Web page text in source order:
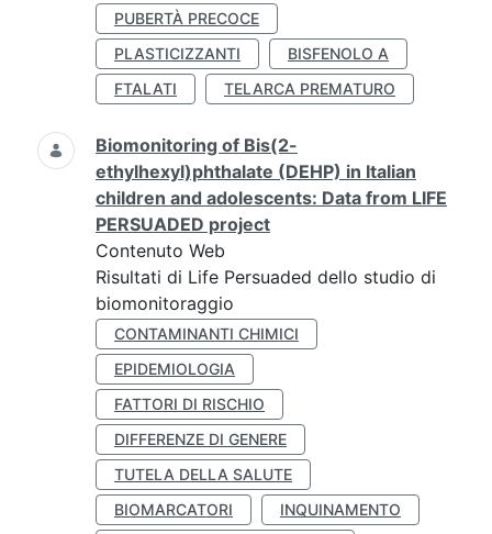
PUBERTÀ PRECOCE
PLASTICIZZANTI
BISFENOLO A
FTALATI
TELARCA PREMATURO
Biomonitoring of Bis(2-
ethylhexyl)phthalate (DEHP) in Italian
children and adolescents: Data from LIFE
PERSUADED project
Contenuto Web
Risultati di Life Persuaded dello studio di
biomonitoraggio
CONTAMINANTI CHIMICI
EPIDEMIOLOGIA
FATTORI DI RISCHIO
DIFFERENZE DI GENERE
TUTELA DELLA SALUTE
BIOMARCATORI
INQUINAMENTO